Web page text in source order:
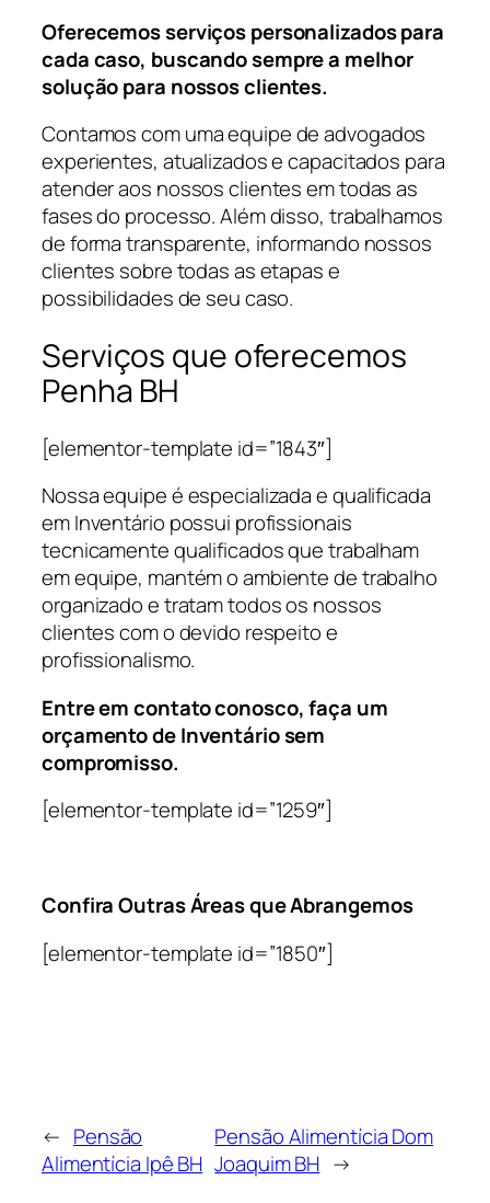
Oferecemos serviços personalizados para
cada caso, buscando sempre a melhor
solução para nossos clientes.
Contamos com uma equipe de advogados
experientes, atualizados e capacitados para
atender aos nossos clientes em todas as
fases do processo. Além disso, trabalhamos
de forma transparente, informando nossos
clientes sobre todas as etapas e
possibilidades de seu caso.
Serviços que oferecemos
Penha BH
[elementor-template id=”1843″]
Nossa equipe é especializada e qualificada
em Inventário possui profissionais
tecnicamente qualificados que trabalham
em equipe, mantém o ambiente de trabalho
organizado e tratam todos os nossos
clientes com o devido respeito e
profissionalismo.
Entre em contato conosco, faça um
orçamento de Inventário sem
compromisso.
[elementor-template id=”1259″]
Confira Outras Áreas que Abrangemos
[elementor-template id=”1850″]
← Pensão
Alimentícia Ipê BH
Pensão Alimentícia Dom
Joaquim BH →